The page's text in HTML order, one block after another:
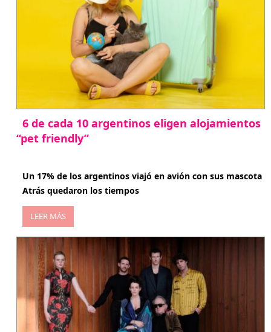
6 de cada 10 argentinos eligen alojamientos
“pet friendly”
Un 17% de los argentinos viajó en avión con sus mascota
Atrás quedaron los tiempos
LEER MÁS